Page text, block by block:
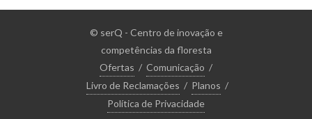
© serQ - Centro de inovação e
competências da floresta
Ofertas / Comunicação /
Livro de Reclamações / Planos /
Política de Privacidade